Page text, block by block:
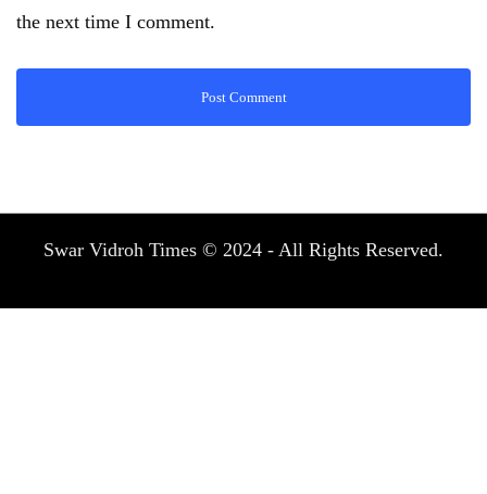
the next time I comment.
Swar Vidroh Times © 2024 - All Rights Reserved.